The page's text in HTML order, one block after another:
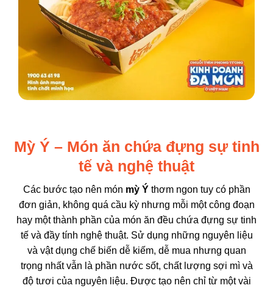
Mỳ Ý – Món ăn chứa đựng sự tinh
tế và nghệ thuật
Các bước tạo nên món mỳ Ýthơm ngon tuy có phần
đơn giản, không quá cầu kỳ nhưng mỗi một công đoạn
hay một thành phần của món ăn đều chứa đựng sự tinh
tế và đầy tính nghệ thuật. Sử dụng những nguyên liệu
và vật dụng chế biến dễ kiếm, dễ mua nhưng quan
trọng nhất vẫn là phần nước sốt, chất lượng sợi mì và
độ tươi của nguyên liệu. Được tạo nên chỉ từ một vài